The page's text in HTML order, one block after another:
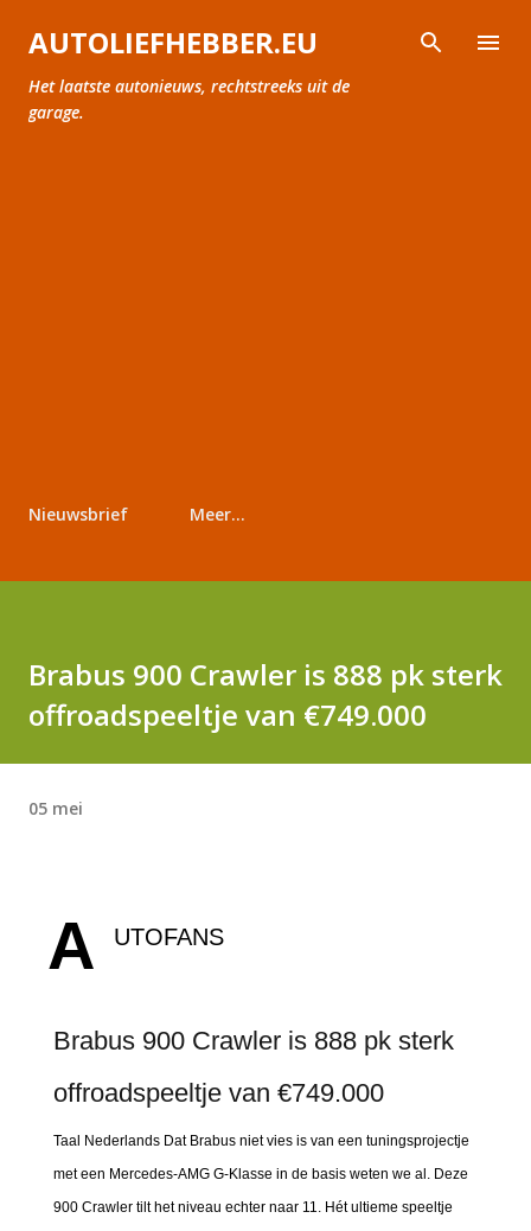
Doorgaan naar hoofdcontent
AUTOLIEFHEBBER.EU
Het laatste autonieuws, rechtstreeks uit de
garage.
Nieuwsbrief Meer…
Brabus 900 Crawler is 888 pk sterk
offroadspeeltje van €749.000
05 mei
A UTOFANS
Brabus 900 Crawler is 888 pk sterk
offroadspeeltje van €749.000
Taal Nederlands Dat Brabus niet vies is van een tuningsprojectje
met een Mercedes-AMG G-Klasse in de basis weten we al. Deze
900 Crawler tilt het niveau echter naar 11. Hét ultieme speeltje